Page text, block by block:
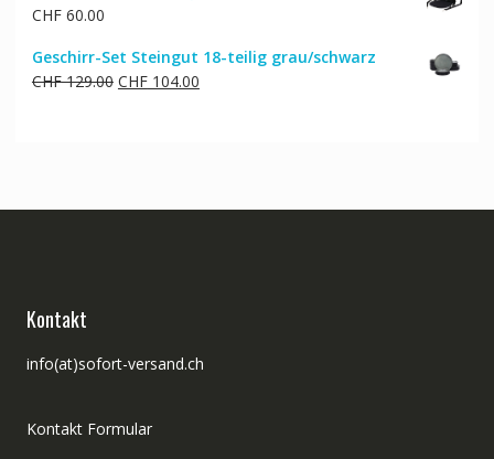
CHF60.00
Geschirr-Set Steingut 18-teilig grau/schwarz
CHF129.00 Ursprünglicher
CHF104.00Aktueller
Kontakt
info(at)sofort-versand.ch
Kontakt Formular